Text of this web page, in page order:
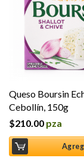
Queso Boursin
Cebollín, 150g
$210.00 pza